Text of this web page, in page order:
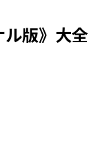
版》大全